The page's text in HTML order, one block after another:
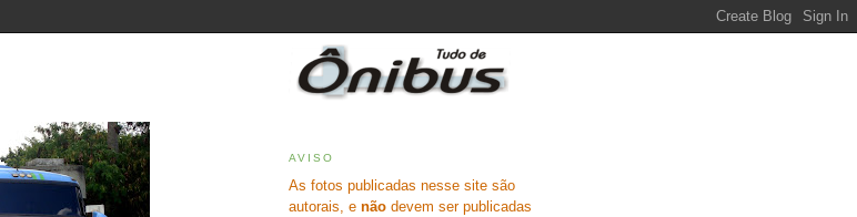
AVISO
As fotos publicadas nesse site são
autorais, e não devem ser publicadas